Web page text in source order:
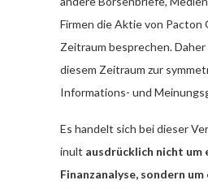
Firmen die Aktie von Pacton
Zeitraum besprechen. Daher
diesem Zeitraum zur
Informations- und
Es handelt sich bei dieser
inult ausdrücklich nicht um
Finanzanalyse, sondern um